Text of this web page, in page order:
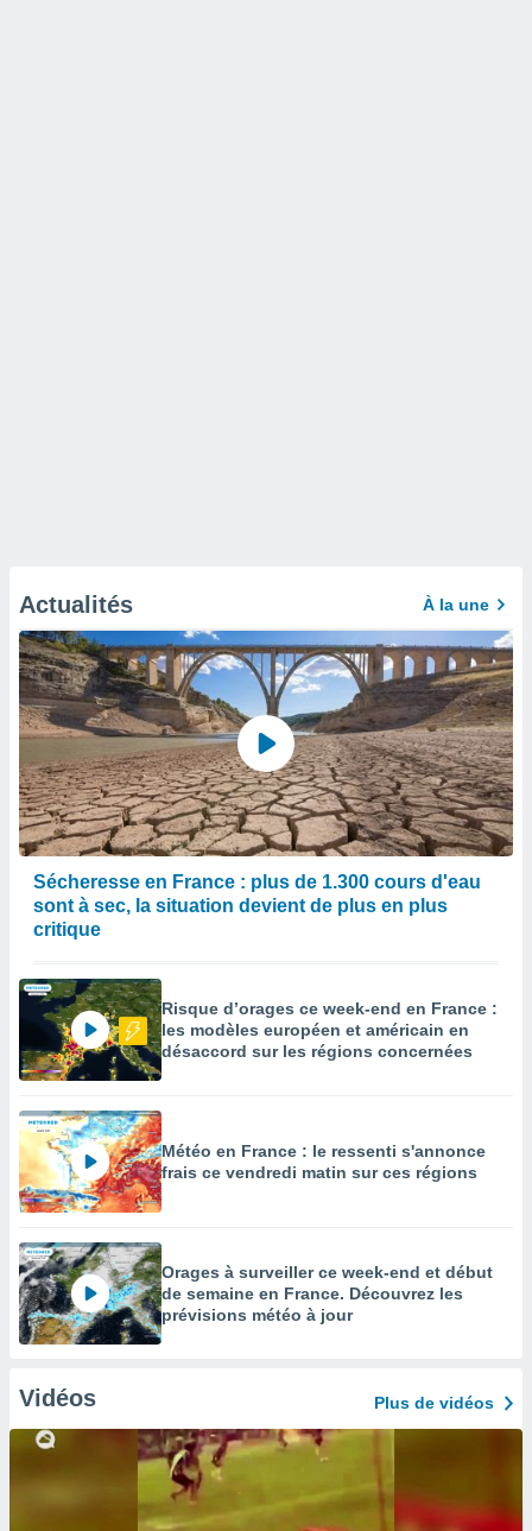
Actualités À la une
Sécheresse en France : plus de 1.300 cours d'eau
sont à sec, la situation devient de plus en plus
critique
Risque d’orages ce week-end en France :
les modèles européen et américain en
désaccord sur les régions concernées
Météo en France : le ressenti s'annonce
frais ce vendredi matin sur ces régions
Orages à surveiller ce week-end et début
de semaine en France. Découvrez les
prévisions météo à jour
Vidéos Plus de vidéos